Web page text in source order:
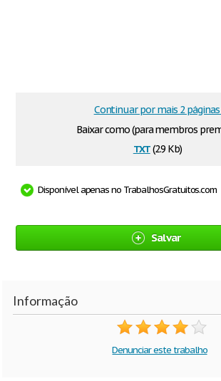
Baixar como (para membros
txt(2.9 Kb)
Continuar por mais 2 páginas
Disponível apenas no TrabalhosGratuitos.com
Salvar
Informação
Denunciar este trabalho